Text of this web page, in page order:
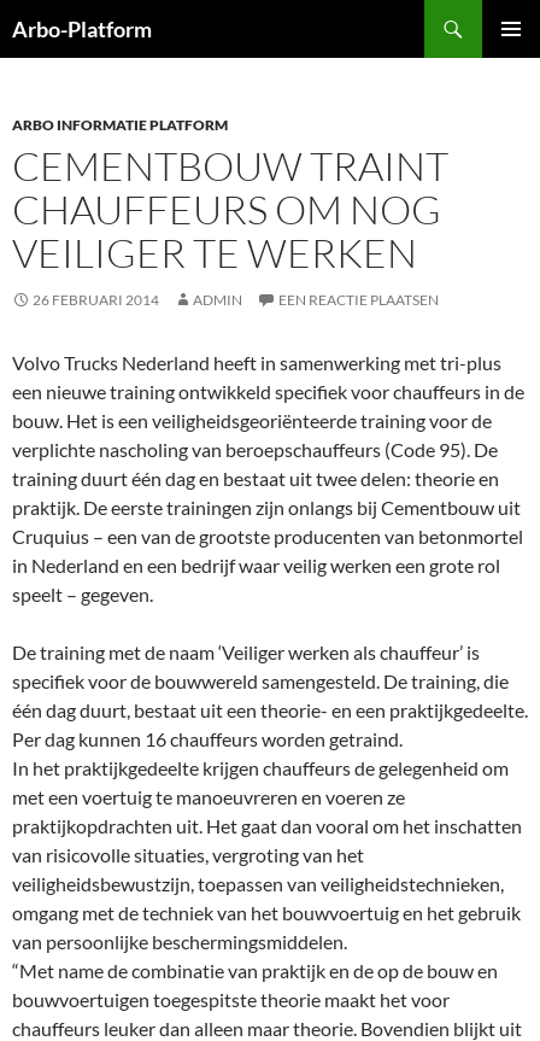
naar
Arbo-Platform
ARBO INFORMATIE PLATFORM
CEMENTBOUW TRAINT
CHAUFFEURS OM NOG
VEILIGER TE WERKEN
26 FEBRUARI 2014 ADMIN EEN REACTIE PLAATSEN
Volvo Trucks Nederland heeft in samenwerking met tri-plus
een nieuwe training ontwikkeld specifiek voor chauffeurs in de
bouw. Het is een veiligheidsgeoriënteerde training voor de
verplichte nascholing van beroepschauffeurs (Code 95). De
training duurt één dag en bestaat uit twee delen: theorie en
praktijk. De eerste trainingen zijn onlangs bij Cementbouw uit
Cruquius – een van de grootste producenten van betonmortel
in Nederland en een bedrijf waar veilig werken een grote rol
speelt – gegeven.
De training met de naam ‘Veiliger werken als chauffeur’ is
specifiek voor de bouwwereld samengesteld. De training, die
één dag duurt, bestaat uit een theorie- en een praktijkgedeelte.
Per dag kunnen 16 chauffeurs worden getraind.
In het praktijkgedeelte krijgen chauffeurs de gelegenheid om
met een voertuig te manoeuvreren en voeren ze
praktijkopdrachten uit. Het gaat dan vooral om het inschatten
van risicovolle situaties, vergroting van het
veiligheidsbewustzijn, toepassen van veiligheidstechnieken,
omgang met de techniek van het bouwvoertuig en het gebruik
van persoonlijke beschermingsmiddelen.
“Met name de combinatie van praktijk en de op de bouw en
bouwvoertuigen toegespitste theorie maakt het voor
chauffeurs leuker dan alleen maar theorie. Bovendien blijkt uit